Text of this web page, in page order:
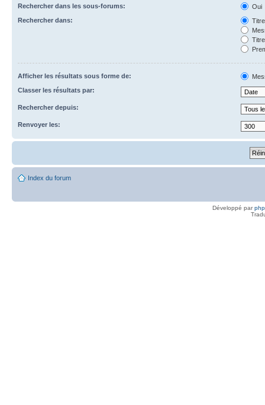
Rechercher dans les sous-forums:
Oui
Rechercher dans:
Afficher les résultats sous forme de:
Classer les résultats par:
Rechercher depuis:
Renvoyer les:
Index du forum
Développé par